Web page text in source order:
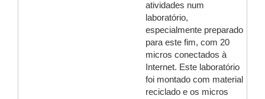
atividades num
laboratório,
especialmente preparado
para este fim, com 20
micros conectados à
Internet. Este laboratório
foi montado com material
reciclado e os micros